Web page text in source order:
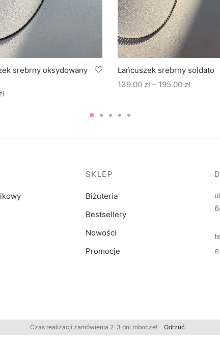
Czas realizacji zamówienia 2-3 dni robocze! Odrzuć
srebrny oksydowany
Łańcuszek srebrny soldato
139.00 zł – 195.00 złZakres
SKLEP
Biżuteria
Bestsellery
Nowości
Promocje